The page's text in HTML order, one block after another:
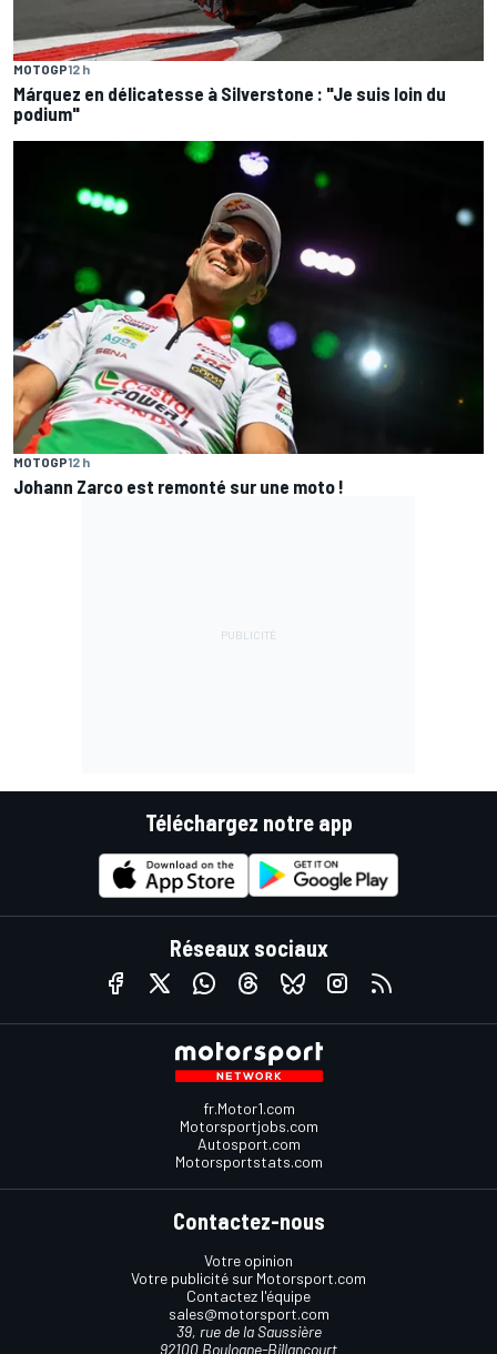
MOTOGP12 h
Márquez en délicatesse à Silverstone : "Je suis loin du
podium"
MOTOGP12 h
Johann Zarco est remonté sur une moto !
Téléchargez notre app
Réseaux sociaux
fr.Motor1.com
Motorsportjobs.com
Autosport.com
Motorsportstats.com
Contactez-nous
Votre opinion
Votre publicité sur Motorsport.com
Contactez l'équipe
sales@motorsport.com
39, rue de la Saussière
92100 Boulogne-Billancourt